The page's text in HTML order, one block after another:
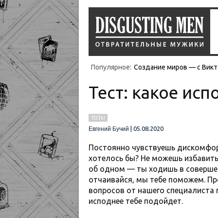
Популярное: Создание миров — с
Тест: какое
ТЕСТЫ
Евгений Бучий
05.08.2020
Постоянно чувствуешь
хотелось бы? Не можешь
об одном — ты ходишь в
отчаивайся, мы тебе поможем.
вопросов от нашего специалиста
исподнее тебе подойдет.